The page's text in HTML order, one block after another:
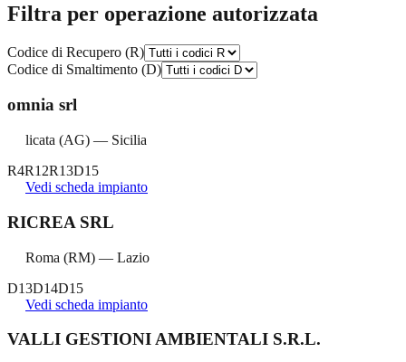
Filtra per operazione autorizzata
Codice di Recupero (R)
Codice di Smaltimento (D)
omnia srl
licata (AG) — Sicilia
R4R12R13D15
Vedi scheda impianto
RICREA SRL
Roma (RM) — Lazio
D13D14D15
Vedi scheda impianto
VALLI GESTIONI AMBIENTALI S.R.L.